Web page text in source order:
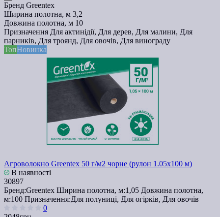
Бренд Greentex
Ширина полотна, м 3,2
Довжина полотна, м 10
Призначення Для актинідії, Для дерев, Для малини, Для
парників, Для троянд, Для овочів, Для винограду
ТопНовинка
Агроволокно Greentex 50 г/м2 чорне (рулон 1.05x100 м)
В наявності
30897
Бренд:Greentex Ширина полотна, м:1,05 Довжина полотна,
м:100 Призначення:Для полуниці, Для огірків, Для овочів
0